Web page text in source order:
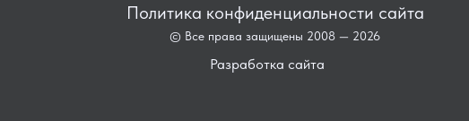
© Все права защищены 2008 — 2026
Политика конфиденциальности сайта
Разработка сайта